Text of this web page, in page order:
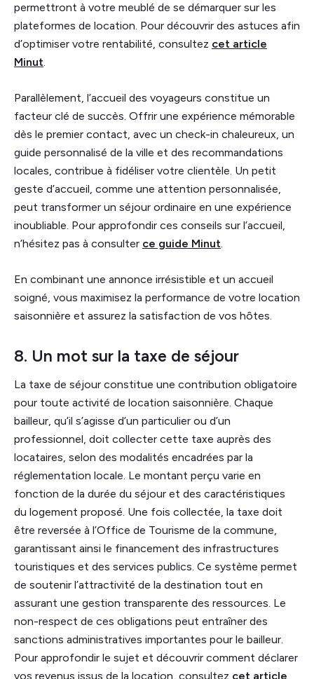
permettront à votre meublé de se démarquer sur les
plateformes de location. Pour découvrir des astuces afin
d’optimiser votre rentabilité, consultez cet article
Minut
Parallèlement, l’accueil des voyageurs constitue un
facteur clé de succès. Offrir une expérience mémorable
dès le premier contact, avec un check-in chaleureux, un
guide personnalisé de la ville et des recommandations
locales, contribue à fidéliser votre clientèle. Un petit
geste d’accueil, comme une attention personnalisée,
peut transformer un séjour ordinaire en une expérience
inoubliable. Pour approfondir ces conseils sur l’accueil,
n’hésitez pas à consulter ce guide Minut
En combinant une annonce irrésistible et un accueil
soigné, vous maximisez la performance de votre location
saisonnière et assurez la satisfaction de vos hôtes.
8. Un mot sur la taxe de séjour
La taxe de séjour constitue une contribution obligatoire
pour toute activité de location saisonnière. Chaque
bailleur, qu’il s’agisse d’un particulier ou d’un
professionnel, doit collecter cette taxe auprès des
locataires, selon des modalités encadrées par la
réglementation locale. Le montant perçu varie en
fonction de la durée du séjour et des caractéristiques
du logement proposé. Une fois collectée, la taxe doit
être reversée à l’Office de Tourisme de la commune,
garantissant ainsi le financement des infrastructures
touristiques et des services publics. Ce système permet
de soutenir l’attractivité de la destination tout en
assurant une gestion transparente des ressources. Le
non-respect de ces obligations peut entraîner des
sanctions administratives importantes pour le bailleur.
Pour approfondir le sujet et découvrir comment déclarer
vos revenus issus de la location, consultez cet article